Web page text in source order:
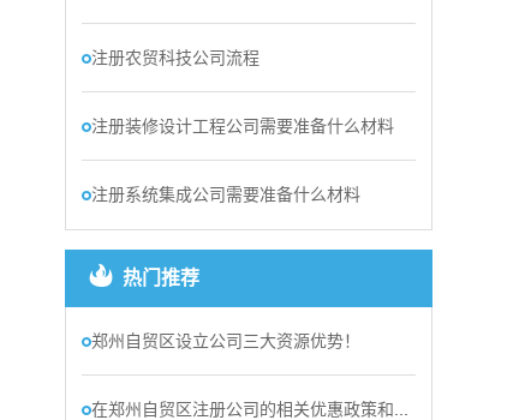
注册农贸科技公司流程
注册装修设计工程公司需要准备什么材料
注册系统集成公司需要准备什么材料
热门推荐
郑州自贸区设立公司三大资源优势！
在郑州自贸区注册公司的相关优惠政策和优势